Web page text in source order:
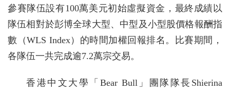
參賽隊伍設有100萬美元初始虛擬資金，最終成績以
隊伍相對於彭博全球大型、中型及小型股價格報酬指
數（WLS Index）的時間加權回報排名。比賽期間，
各隊伍一共完成逾7.2萬宗交易。
香港中文大學「Bear Bull」團隊隊長Shierina